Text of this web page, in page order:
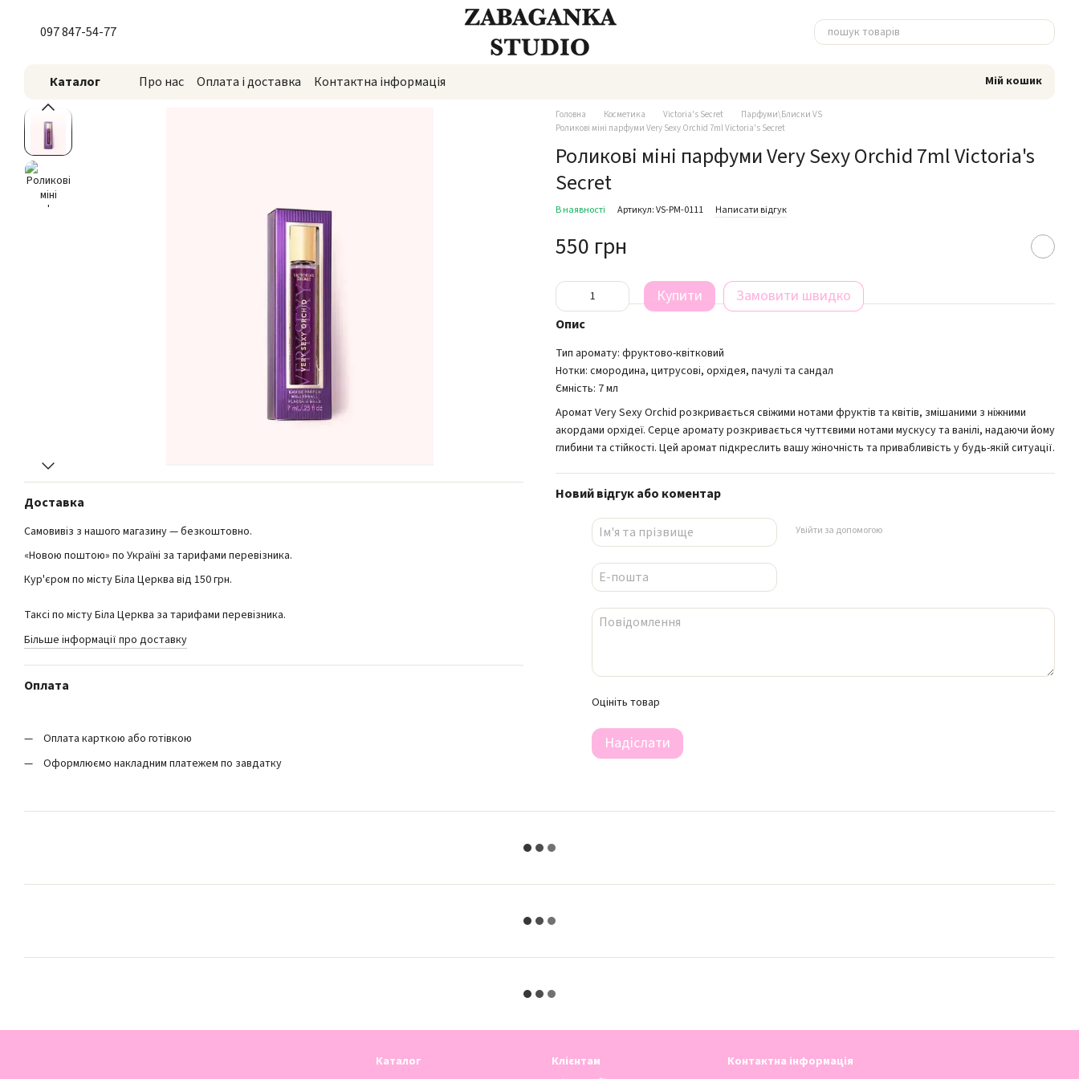
097 847-54-77
Каталог Про нас Оплата і доставка Контактна інформація Мій кошик
Доставка
Самовивіз з нашого магазину — безкоштовно.
«Новою поштою» по Україні за тарифами перевізника.
Кур'єром по місту Біла Церква від 150 грн.
Таксі по місту Біла Церква за тарифами перевізника.
Більше інформації про доставку
Оплата
Оплата карткою або готівкою
Оформлюємо накладним платежем по завдатку
Головна Косметика Victoria's Secret
Парфуми\Блиски VS
Роликові міні парфуми Very Sexy Orchid 7ml Victoria's Secret
Роликові міні парфуми Very Sexy Orchid 7ml Victoria's
Secret
В наявності Артикул: VS-PM-0111 Написати відгук
550 грн
Купити Замовити швидко
Опис
Тип аромату: фруктово-квітковий
Нотки: смородина, цитрусові, орхідея, пачулі та сандал
Ємність: 7 мл
Аромат Very Sexy Orchid розкривається свіжими нотами фруктів та квітів, змішаними з ніжними
акордами орхідеї. Серце аромату розкривається чуттєвими нотами мускусу та ванілі, надаючи йому
глибини та стійкості. Цей аромат підкреслить вашу жіночність та привабливість у будь-якій ситуації.
Новий відгук або коментар
Увійти за допомогою
Оцініть товар
Надіслати
Каталог Клієнтам Контактна інформація